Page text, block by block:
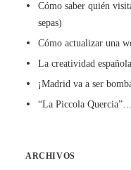
Cómo saber quién
sepas)
Cómo actualizar una
La creatividad
¡Madrid va a ser
“La Piccola
ARCHIVOS